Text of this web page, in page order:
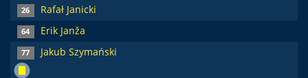
26 Rafał Janicki
64 Erik Janža
77 Jakub Szymański